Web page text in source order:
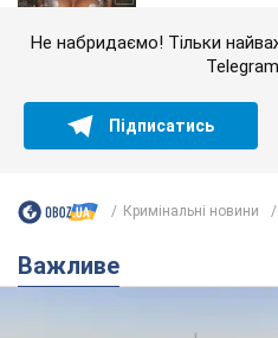
Не набридаємо! Тільки
Підписатись
Кримінальні новини
Важливе